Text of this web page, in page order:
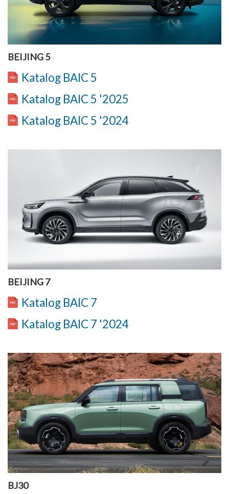
BEIJING 5
Katalog BAIC 5
Katalog BAIC 5 '2025
Katalog BAIC 5 '2024
BEIJING 7
Katalog BAIC 7
Katalog BAIC 7 '2024
BJ30